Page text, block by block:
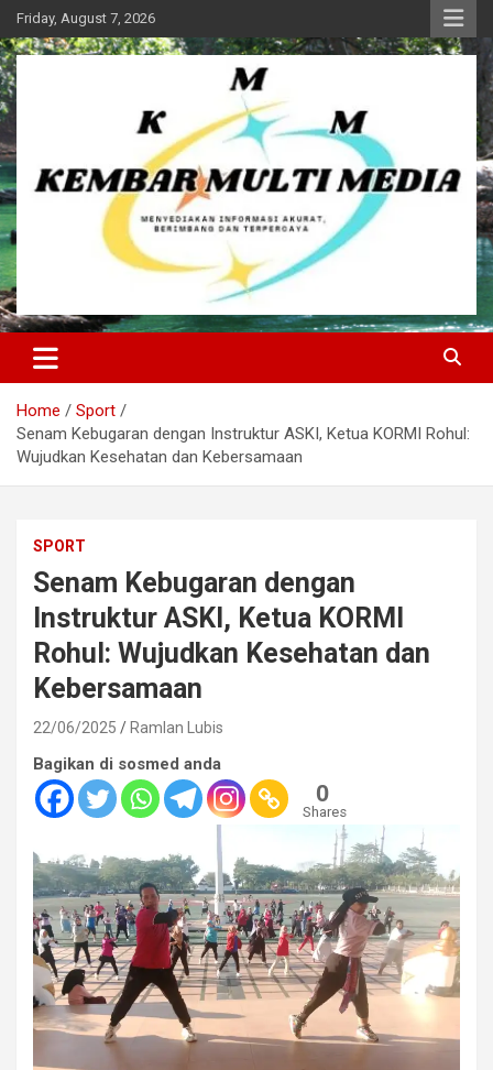
Skip
to
content
Friday, August 7, 2026
Kembar Multi Media
Home
Sport
Senam Kebugaran dengan Instruktur ASKI, Ketua KORMI Rohul:
Wujudkan Kesehatan dan Kebersamaan
SPORT
Senam Kebugaran dengan
Instruktur ASKI, Ketua KORMI
Rohul: Wujudkan Kesehatan dan
Kebersamaan
22/06/2025 Ramlan Lubis
Bagikan di sosmed anda
0
Shares